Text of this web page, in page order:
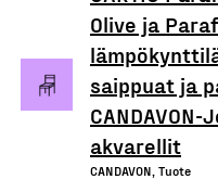
Olive ja
saippuat ja
akvarellit
CANDAVON, Tuote